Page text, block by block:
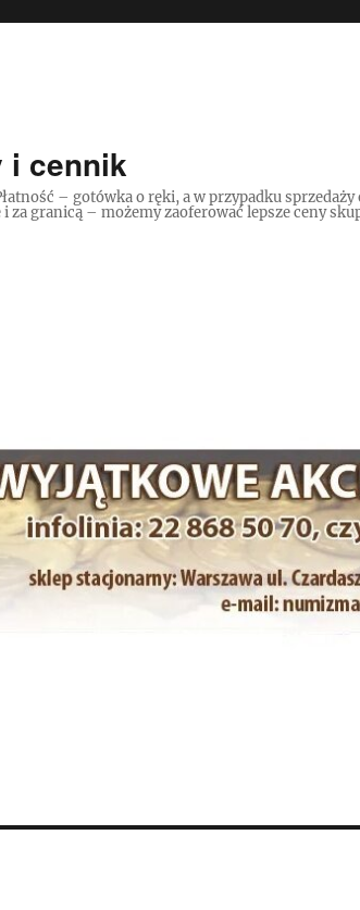
i cennik
– gotówka o ręki, a w przypadku
za granicą – możemy zaoferować lepsze ceny